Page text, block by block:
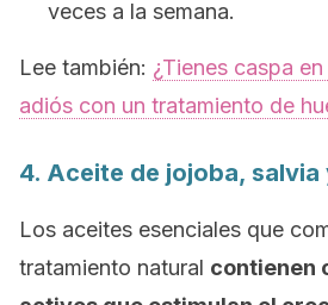
veces a la semana.
Lee también: ¿Tienes caspa
adiós con un tratamiento de
4. Aceite de jojoba, salvia
Los aceites esenciales que
tratamiento natural contienen